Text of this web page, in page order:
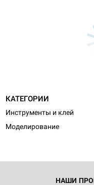
КАТЕГОРИИ
Инструменты и клей
Моделирование
НАШИ